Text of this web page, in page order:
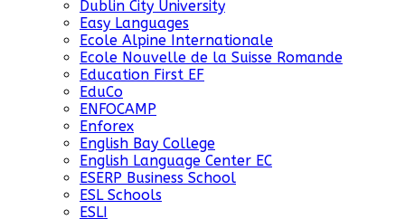
Dublin City University
Easy Languages
Ecole Alpine Internationale
Ecole Nouvelle de la Suisse Romande
Education First EF
EduCo
ENFOCAMP
Enforex
English Bay College
English Language Center EC
ESERP Business School
ESL Schools
ESLI